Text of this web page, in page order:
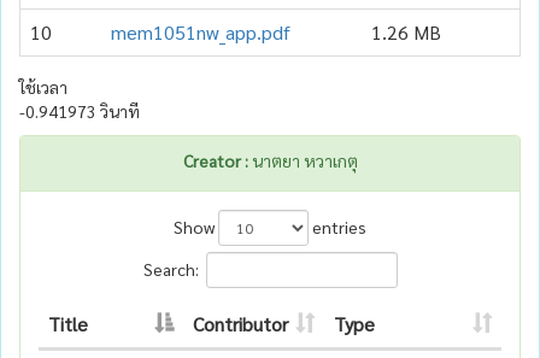
10
mem1051nw_app.pdf 1.26 MB
ใช้เวลา
-0.941973 วินาที
Creator :นาตยา หวาเกตุ
Show
entries
Search:
Title Contributor
Type